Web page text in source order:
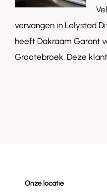
vervangen in Lelystad
heeft Dakraam Garant
Grootebroek. Deze klant
Onze locatie